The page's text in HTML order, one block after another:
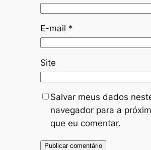
E-mail *
Site
Salvar meus dados
navegador para a
que eu comentar.